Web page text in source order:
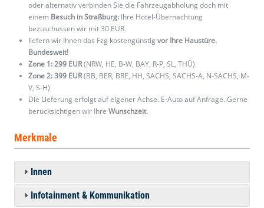
oder alternativ verbinden Sie die Fahrzeugabholung doch mit
einem Besuch in Straßburg: Ihre Hotel-Übernachtung
bezuschussen wir mit 30 EUR
liefern wir Ihnen das Fzg kostengünstig vor Ihre Haustüre.
Bundesweit!
Zone 1: 299 EUR(NRW, HE, B-W, BAY, R-P, SL, THÜ)
Zone 2: 399 EUR(BB, BER, BRE, HH, SACHS, SACHS-A, N-SACHS, M-
V, S-H)
Die Lieferung erfolgt auf eigener Achse. E-Auto auf Anfrage. Gerne
berücksichtigen wir Ihre Wunschzeit.
Merkmale
Innen
Infotainment & Kommunikation